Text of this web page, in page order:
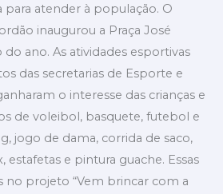
para atender à população. O
inaugurou a Praça José
ano. As atividades esportivas
das secretarias de Esporte e
o interesse das crianças e
de voleibol, basquete, futebol e
jogo de dama, corrida de saco,
estafetas e pintura guache. Essas
no projeto “Vem brincar com a